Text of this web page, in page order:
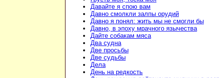
Давайте я спою вам
Давно смолкли залпы орудий
Давно я понял: жить мы не смогли бы
Давно, в эпоху мрачного язычества
Дайте собакам мяса
Два судна
Две просьбы
Две судьбы
Дела
День на редкость